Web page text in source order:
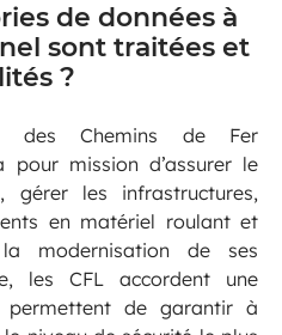
de données à
sont traitées et
?
des Chemins de Fer
pour mission d’assurer le
gérer les infrastructures,
en matériel roulant et
modernisation de ses
les CFL accordent une
de garantir à